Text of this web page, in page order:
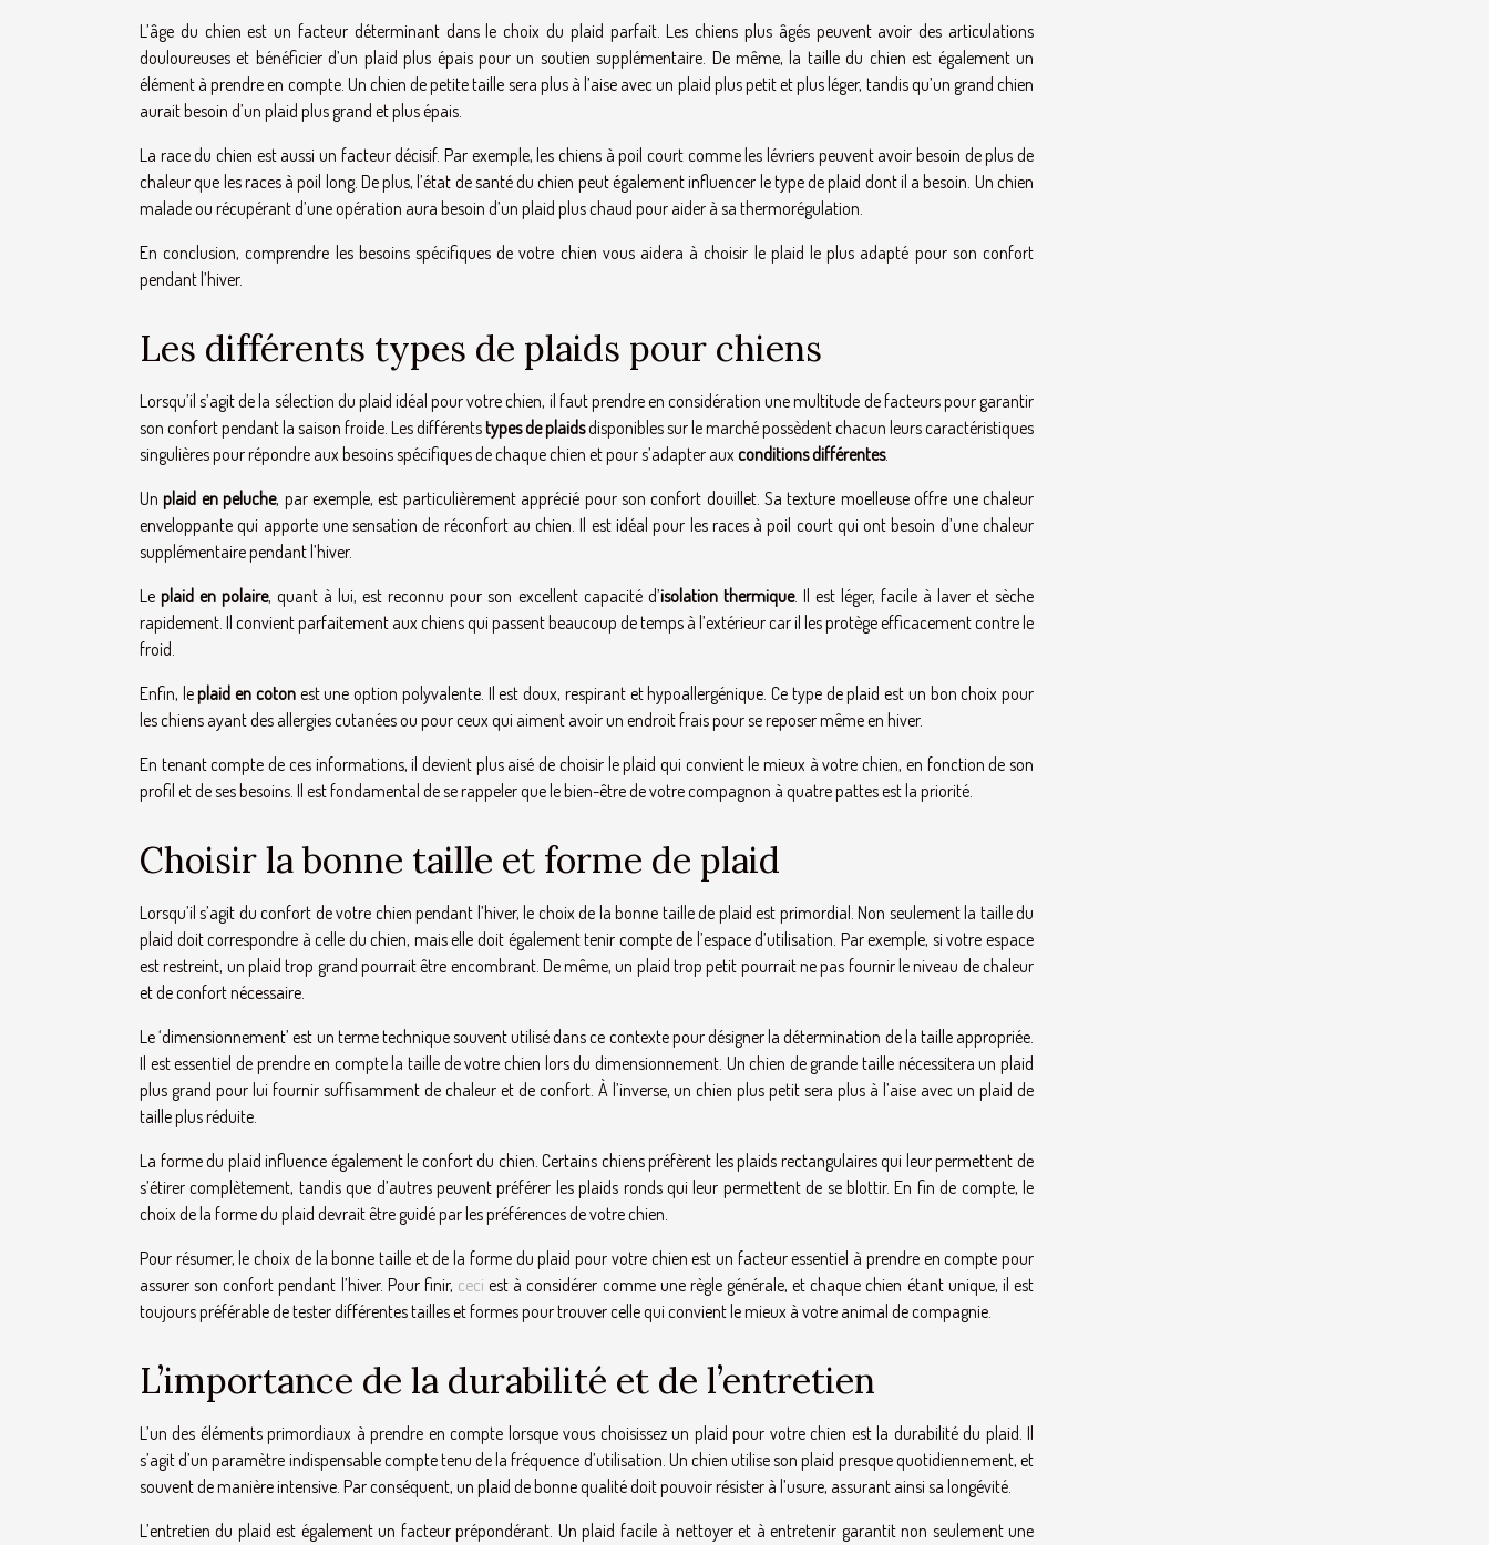
L’âge du chien est un facteur déterminant dans le choix du plaid parfait. Les chiens plus âgés peuvent avoir des articulations
douloureuses et bénéficier d’un plaid plus épais pour un soutien supplémentaire. De même, la taille du chien est également un
élément à prendre en compte. Un chien de petite taille sera plus à l’aise avec un plaid plus petit et plus léger, tandis qu’un grand chien
aurait besoin d’un plaid plus grand et plus épais.
La race du chien est aussi un facteur décisif. Par exemple, les chiens à poil court comme les lévriers peuvent avoir besoin de plus de
chaleur que les races à poil long. De plus, l’état de santé du chien peut également influencer le type de plaid dont il a besoin. Un chien
malade ou récupérant d’une opération aura besoin d’un plaid plus chaud pour aider à sa thermorégulation.
En conclusion, comprendre les besoins spécifiques de votre chien vous aidera à choisir le plaid le plus adapté pour son confort
pendant l’hiver.
Les différents types de plaids pour chiens
Lorsqu’il s’agit de la sélection du plaid idéal pour votre chien, il faut prendre en considération une multitude de facteurs pour garantir
son confort pendant la saison froide. Les différentstypes de plaidsdisponibles sur le marché possèdent chacun leurs caractéristiques
singulières pour répondre aux besoins spécifiques de chaque chien et pour s’adapter aux conditions différentes.
Unplaid en peluche, par exemple, est particulièrement apprécié pour son confort douillet. Sa texture moelleuse offre une chaleur
enveloppante qui apporte une sensation de réconfort au chien. Il est idéal pour les races à poil court qui ont besoin d’une chaleur
supplémentaire pendant l’hiver.
Leplaid en polaire, quant à lui, est reconnu pour son excellent capacité d’isolation thermique. Il est léger, facile à laver et sèche
rapidement. Il convient parfaitement aux chiens qui passent beaucoup de temps à l’extérieur car il les protège efficacement contre le
froid.
Enfin, leplaid en cotonest une option polyvalente. Il est doux, respirant et hypoallergénique. Ce type de plaid est un bon choix pour
les chiens ayant des allergies cutanées ou pour ceux qui aiment avoir un endroit frais pour se reposer même en hiver.
En tenant compte de ces informations, il devient plus aisé de choisir le plaid qui convient le mieux à votre chien, en fonction de son
profil et de ses besoins. Il est fondamental de se rappeler que le bien-être de votre compagnon à quatre pattes est la priorité.
Choisir la bonne taille et forme de plaid
Lorsqu’il s’agit du confort de votre chien pendant l’hiver, le choix de la bonne taille de plaid est primordial. Non seulement la taille du
plaid doit correspondre à celle du chien, mais elle doit également tenir compte de l’espace d’utilisation. Par exemple, si votre espace
est restreint, un plaid trop grand pourrait être encombrant. De même, un plaid trop petit pourrait ne pas fournir le niveau de chaleur
et de confort nécessaire.
Le ‘dimensionnement’ est un terme technique souvent utilisé dans ce contexte pour désigner la détermination de la taille appropriée.
Il est essentiel de prendre en compte la taille de votre chien lors du dimensionnement. Un chien de grande taille nécessitera un plaid
plus grand pour lui fournir suffisamment de chaleur et de confort. À l’inverse, un chien plus petit sera plus à l’aise avec un plaid de
taille plus réduite.
La forme du plaid influence également le confort du chien. Certains chiens préfèrent les plaids rectangulaires qui leur permettent de
s’étirer complètement, tandis que d’autres peuvent préférer les plaids ronds qui leur permettent de se blottir. En fin de compte, le
choix de la forme du plaid devrait être guidé par les préférences de votre chien.
Pour résumer, le choix de la bonne taille et de la forme du plaid pour votre chien est un facteur essentiel à prendre en compte pour
assurer son confort pendant l’hiver. Pour finir, ceci est à considérer comme une règle générale, et chaque chien étant unique, il est
toujours préférable de tester différentes tailles et formes pour trouver celle qui convient le mieux à votre animal de compagnie.
L’importance de la durabilité et de l’entretien
L’un des éléments primordiaux à prendre en compte lorsque vous choisissez un plaid pour votre chien est la durabilité du plaid. Il
s’agit d’un paramètre indispensable compte tenu de la fréquence d’utilisation. Un chien utilise son plaid presque quotidiennement, et
souvent de manière intensive. Par conséquent, un plaid de bonne qualité doit pouvoir résister à l’usure, assurant ainsi sa longévité.
L’entretien du plaid est également un facteur prépondérant. Un plaid facile à nettoyer et à entretenir garantit non seulement une